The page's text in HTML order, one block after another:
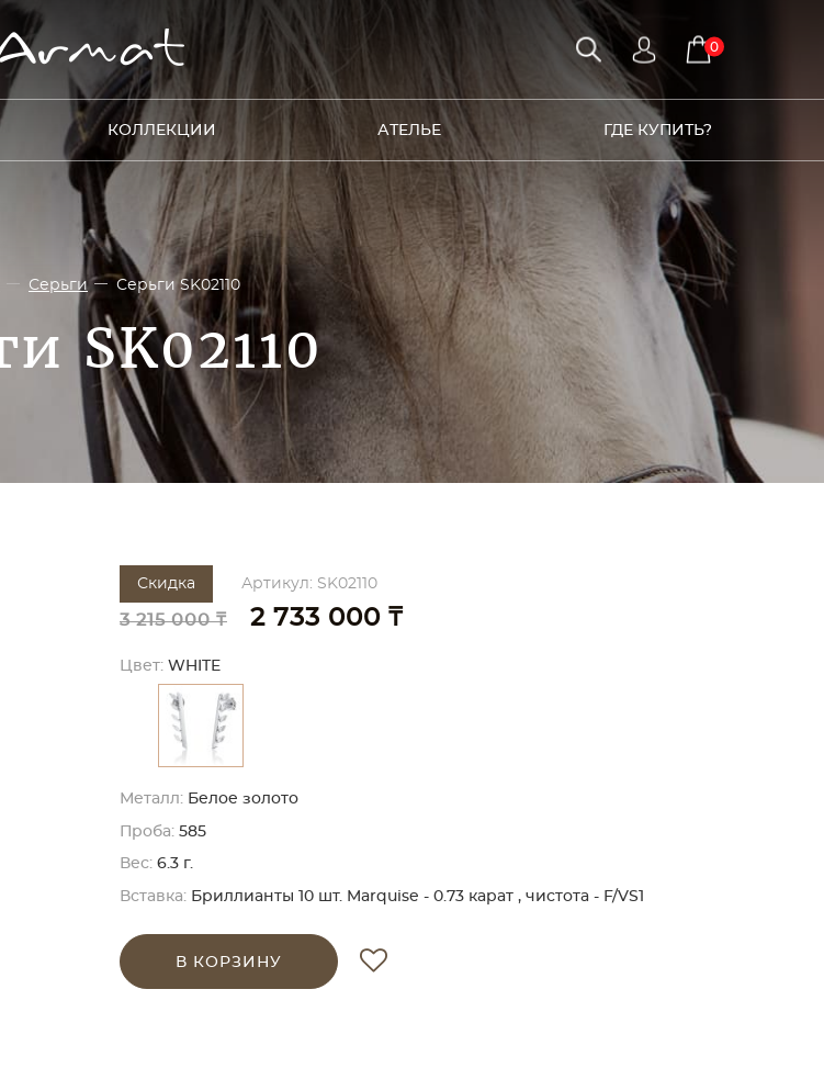
0
КОЛЛЕКЦИИ АТЕЛЬЕ ГДЕ КУПИТЬ?
Серьги Серьги SK02110
SK02110
Скидка Артикул: SK02110
3 215 000 ₸ 2 733 000 ₸
Цвет: WHITE
Металл: Белое золото
Проба: 585
Вес: 6.3 г.
Вставка: Бриллианты 10 шт. Marquise - 0.73 карат , чистота - F/VS1
В КОРЗИНУ